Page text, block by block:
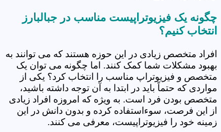
چگونه یک فیزیوتراپیست مناسب در جبالبارز
انتخاب کنیم؟
افراد متخصص زیادی در این حوزه هستند که می توانند به
بهبود مشکلات شما کمک کنند. اما چگونه می توان یک
متخصص و فیزیوتراپ مناسب را انتخاب کرد؟ یکی از
مواردی که حتماً باید در ابتدا به آن توجه داشته باشید،
متخصص بودن فرد است. به ویژه که امروزه افراد زیادی
از این فرصت، سوءاستفاده کرده و بدون دانش در این
زمینه خود را فیزیوتراپیست، معرفی می کنند.